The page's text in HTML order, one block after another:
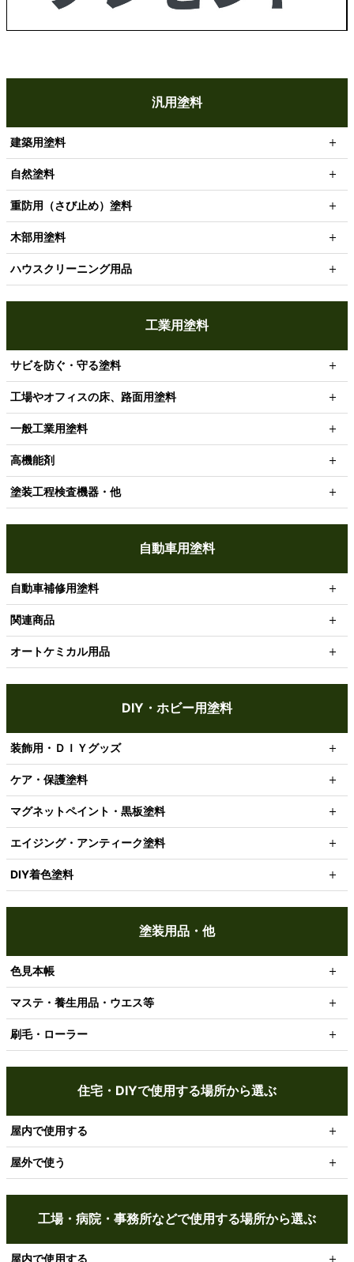
汎用塗料
建築用塗料
自然塗料
重防用（さび止め）塗料
木部用塗料
ハウスクリーニング用品
工業用塗料
サビを防ぐ・守る塗料
工場やオフィスの床、路面用塗料
一般工業用塗料
高機能剤
塗装工程検査機器・他
自動車用塗料
自動車補修用塗料
関連商品
オートケミカル用品
DIY・ホビー用塗料
装飾用・ＤＩＹグッズ
ケア・保護塗料
マグネットペイント・黒板塗料
エイジング・アンティーク塗料
DIY着色塗料
塗装用品・他
色見本帳
マステ・養生用品・ウエス等
刷毛・ローラー
住宅・DIYで使用する場所から選ぶ
屋内で使用する
屋外で使う
工場・病院・事務所などで使用する場所から選ぶ
屋内で使用する